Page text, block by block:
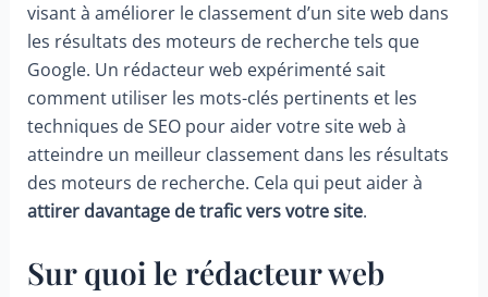
visant à améliorer le classement d’un site web dans
les résultats des moteurs de recherche tels que
Google. Un rédacteur web expérimenté sait
comment utiliser les mots-clés pertinents et les
techniques de SEO pour aider votre site web à
atteindre un meilleur classement dans les résultats
des moteurs de recherche. Cela qui peut aider à
attirer davantage de trafic vers votre site.
Sur quoi le rédacteur web